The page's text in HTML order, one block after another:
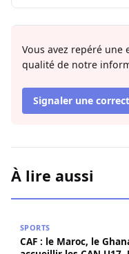
Vous avez repéré une
qualité de notre
Signaler une
À lire aussi
SPORTS
CAF : le Maroc, le